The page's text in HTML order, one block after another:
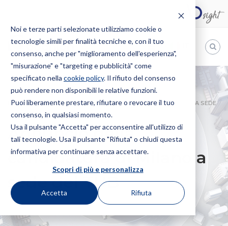
Noi e terze parti selezionate utilizziamo cookie o
tecnologie simili per finalità tecniche e, con il tuo
consenso, anche per "miglioramento dell'esperienza",
"misurazione" e "targeting e pubblicità" come
specificato nella cookie policy. Il rifiuto del consenso
può rendere non disponibili le relative funzioni.
Puoi liberamente prestare, rifiutare o revocare il tuo
consenso, in qualsiasi momento.
Usa il pulsante "Accetta" per acconsentire all'utilizzo di
tali tecnologie. Usa il pulsante "Rifiuta" o chiudi questa
informativa per continuare senza accettare.
Scopri di più e personalizza
Accetta Rifiuta
Bugnion
The
way
HOME NEWS
ANNUNCIO DELLA CANDIDATURA DI MILANO A SEDE
DEL TUB
Annuncio della
candidatura di Milano a
sede del TUB